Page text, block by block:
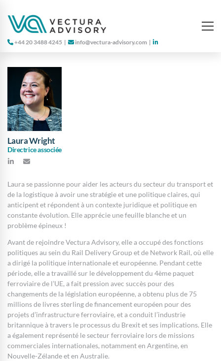
+44 20 3488 4245 | info@vectura-advisory.com |
Laura Wright
Directrice associée
Laura se passionne pour aider les acteurs du secteur du transport et
de la logistique à avoir une stratégie et une politique claires, qui
anticipent et répondent à un contexte juridique et politique en
constante évolution. Elle apprécie une feuille blanche et un
problème épineux !
Avant de rejoindre Vectura Advisory, elle a occupé des fonctions
politiques au sein du Rail Delivery Group et de Network Rail, où elle
a dirigé la politique internationale et européenne. Pendant cette
période, elle a travaillé sur le développement du 4ème paquet
ferroviaire de l’UE, a fait pression avec succès pour des
changements de la législation européenne, a obtenu plus de 75
millions de livres sterling de financement européen pour des
projets d’infrastructure ferroviaire, et a conduit l’industrie
britannique à travers le processus du Brexit et ses implications. Elle
a également représenté le secteur ferroviaire lors de missions
commerciales internationales, notamment en Argentine, en
Nouvelle-Zélande et en Australie.